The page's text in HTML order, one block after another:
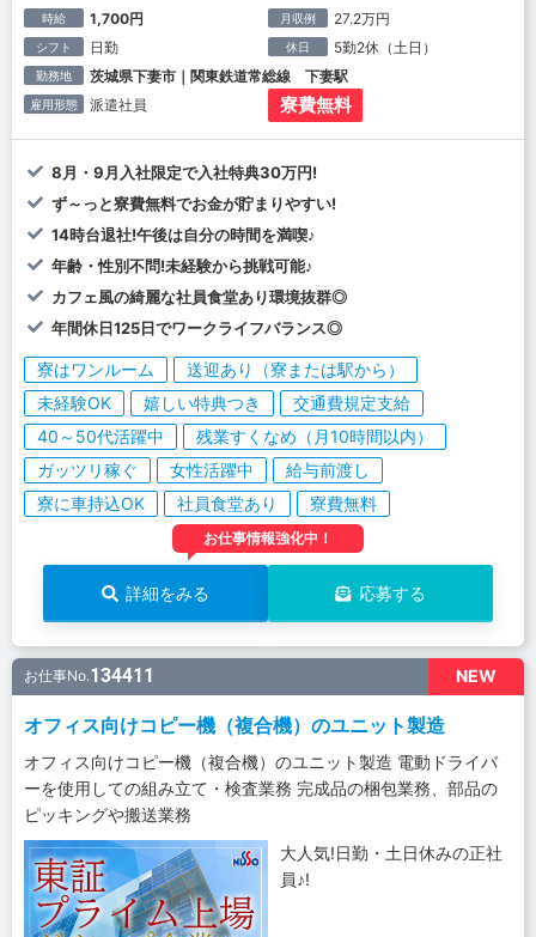
時給 1,700円 月収例 27.2万円
シフト 日勤 休日 5勤2休（土日）
勤務地 茨城県下妻市｜関東鉄道常総線 下妻駅
雇用形態 派遣社員 寮費無料
8月・9月入社限定で入社特典30万円!
ず～っと寮費無料でお金が貯まりやすい!
14時台退社!午後は自分の時間を満喫♪
年齢・性別不問!未経験から挑戦可能♪
カフェ風の綺麗な社員食堂あり環境抜群◎
年間休日125日でワークライフバランス◎
寮はワンルーム
送迎あり（寮または駅から）
未経験OK
嬉しい特典つき
交通費規定支給
40～50代活躍中
残業すくなめ（月10時間以内）
ガッツリ稼ぐ
女性活躍中
給与前渡し
寮に車持込OK
社員食堂あり 寮費無料
お仕事情報強化中！
詳細をみる 応募する
NEW
お仕事No.134411
オフィス向けコピー機（複合機）のユニット製造
オフィス向けコピー機（複合機）のユニット製造 電動ドライバ
ーを使用しての組み立て・検査業務 完成品の梱包業務、部品の
ピッキングや搬送業務
大人気!日勤・土日休みの正社
員♪!